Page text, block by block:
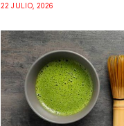
22 JULIO, 2026